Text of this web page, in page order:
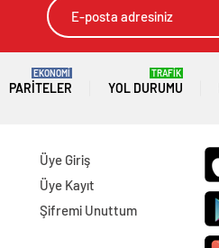
PARITELER
EKONOMİ
YOL DURUMU
TRAFİK
Üye Giriş
Üye Kayıt
Şifremi Unuttum